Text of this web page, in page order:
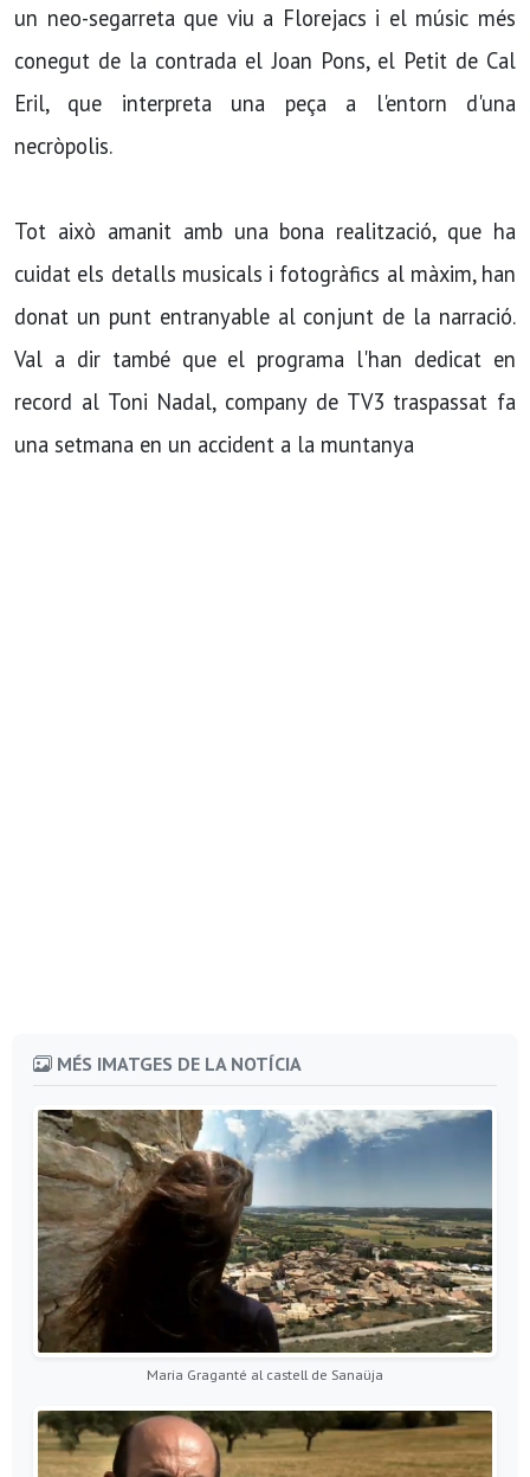
un neo-segarreta que viu a Florejacs i el músic més
conegut de la contrada el Joan Pons, el Petit de Cal
Eril, que interpreta una peça a l'entorn d'una
necròpolis.
Tot això amanit amb una bona realització, que ha
cuidat els detalls musicals i fotogràfics al màxim, han
donat un punt entranyable al conjunt de la narració.
Val a dir també que el programa l'han dedicat en
record al Toni Nadal, company de TV3 traspassat fa
una setmana en un accident a la muntanya
MÉS IMATGES DE LA NOTÍCIA
Maria Graganté al castell de Sanaüja